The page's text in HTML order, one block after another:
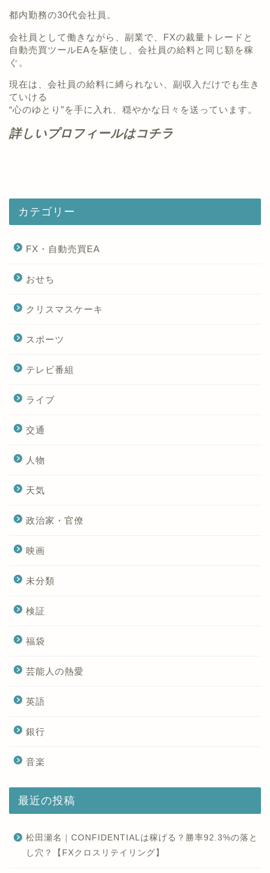
都内勤務の30代会社員。
会社員として働きながら、副業で、FXの裁量トレードと
自動売買ツールEAを駆使し、会社員の給料と同じ額を稼
ぐ。
現在は、会社員の給料に縛られない、副収入だけでも生き
ていける
“心のゆとり”を手に入れ、穏やかな日々を送っています。
詳しいプロフィールはコチラ
カテゴリー
FX・自動売買EA
おせち
クリスマスケーキ
スポーツ
テレビ番組
ライブ
交通
人物
天気
政治家・官僚
映画
未分類
検証
福袋
芸能人の熱愛
英語
銀行
音楽
最近の投稿
松田瀬名｜CONFIDENTIALは稼げる？勝率92.3%の落と
し穴？【FXクロスリテイリング】